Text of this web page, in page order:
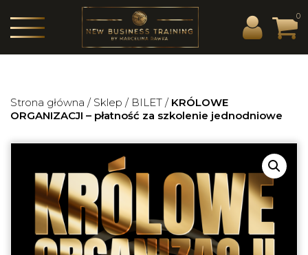
0
Strona główna / Sklep / BILET / KRÓLOWE
ORGANIZACJI – płatność za szkolenie jednodniowe